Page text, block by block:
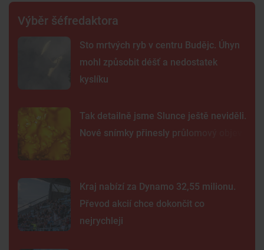
Výběr šéfredaktora
Sto mrtvých ryb v centru Budějc. Úhyn
mohl způsobit déšť a nedostatek
kyslíku
Tak detailně jsme Slunce ještě neviděli.
Nové snímky přinesly průlomový objev
Kraj nabízí za Dynamo 32,55 milionu.
Převod akcií chce dokončit co
nejrychleji